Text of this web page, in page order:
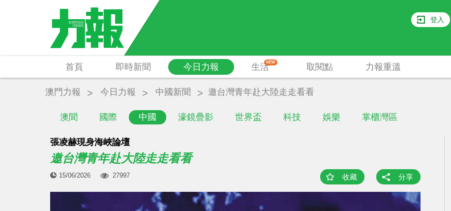
登入
首頁 即時新聞 今日力報
澳聞 國際 中國 濠鏡疊影 世界盃 科技 娛樂 掌櫃灣區
生活NEW 取閱點 力報重溫
澳門力報 今日力報 中國新聞 邀台灣青年赴大陸走走看看
張凌赫現身海峽論壇
邀台灣青年赴大陸走走看看
15/06/2026 27997 收藏 分享